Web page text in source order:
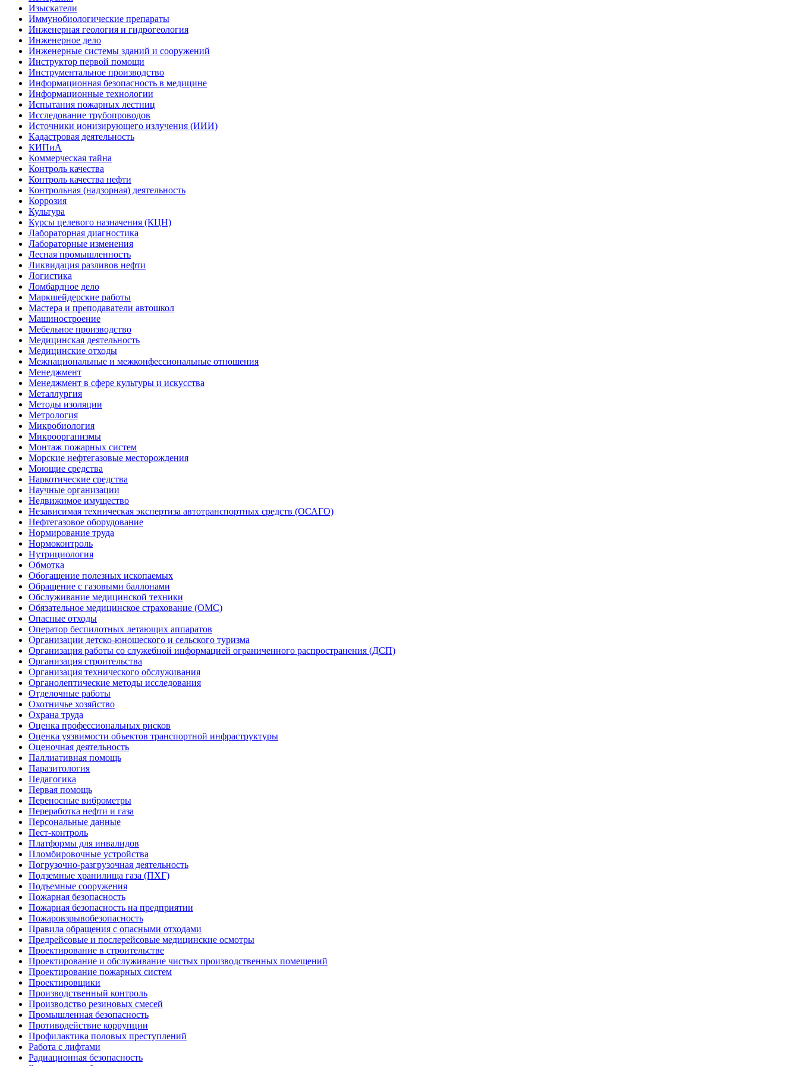
Изыскатели
Иммунобиологические препараты
Инженерная геология и гидрогеология
Инженерное дело
Инженерные системы зданий и сооружений
Инструктор первой помощи
Инструментальное производство
Информационная безопасность в медицине
Информационные технологии
Испытания пожарных лестниц
Исследование трубопроводов
Источники ионизирующего излучения (ИИИ)
Кадастровая деятельность
КИПиА
Коммерческая тайна
Контроль качества
Контроль качества нефти
Контрольная (надзорная) деятельность
Коррозия
Культура
Курсы целевого назначения (КЦН)
Лабораторная диагностика
Лабораторные изменения
Лесная промышленность
Ликвидация разливов нефти
Логистика
Ломбардное дело
Маркшейдерские работы
Мастера и преподаватели автошкол
Машиностроение
Мебельное производство
Медицинская деятельность
Медицинские отходы
Межнациональные и межконфессиональные отношения
Менеджмент
Менеджмент в сфере культуры и искусства
Металлургия
Методы изоляции
Метрология
Микробиология
Микроорганизмы
Монтаж пожарных систем
Морские нефтегазовые месторождения
Моющие средства
Наркотические средства
Научные организации
Недвижимое имущество
Независимая техническая экспертиза автотранспортных средств (ОСАГО)
Нефтегазовое оборудование
Нормирование труда
Нормоконтроль
Нутрициология
Обмотка
Обогащение полезных ископаемых
Обращение с газовыми баллонами
Обслуживание медицинской техники
Обязательное медицинское страхование (ОМС)
Опасные отходы
Оператор беспилотных летающих аппаратов
Организации детско-юношеского и сельского туризма
Организация работы со служебной информацией ограниченного распространения (ДСП)
Организация строительства
Организация технического обслуживания
Органолептические методы исследования
Отделочные работы
Охотничье хозяйство
Охрана труда
Оценка профессиональных рисков
Оценка уязвимости объектов транспортной инфраструктуры
Оценочная деятельность
Паллиативная помощь
Паразитология
Педагогика
Первая помощь
Переносные виброметры
Переработка нефти и газа
Персональные данные
Пест-контроль
Платформы для инвалидов
Пломбировочные устройства
Погрузочно-разгрузочная деятельность
Подземные хранилища газа (ПХГ)
Подъемные сооружения
Пожарная безопасность
Пожарная безопасность на предприятии
Пожаровзрывобезопасность
Правила обращения с опасными отходами
Предрейсовые и послерейсовые медицинские осмотры
Проектирование в строительстве
Проектирование и обслуживание чистых производственных помещений
Проектирование пожарных систем
Проектировщики
Производственный контроль
Производство резиновых смесей
Промышленная безопасность
Противодействие коррупции
Профилактика половых преступлений
Работа с лифтами
Радиационная безопасность